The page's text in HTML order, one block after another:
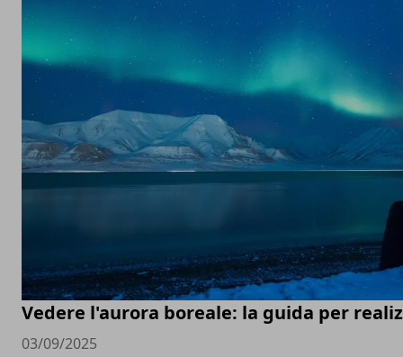
Vedere l'aurora boreale: la guida per
03/09/2025